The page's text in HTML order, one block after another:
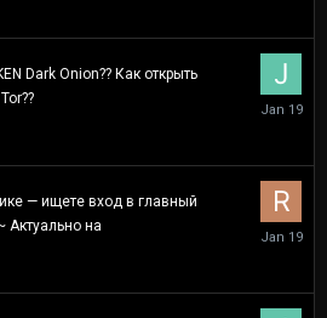
Dark Onion?? Как открыть
January
19
— ищете вход в главный
Актуально на
January
19